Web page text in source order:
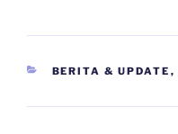
CATEGORIES
BERITA & UPDATE ,